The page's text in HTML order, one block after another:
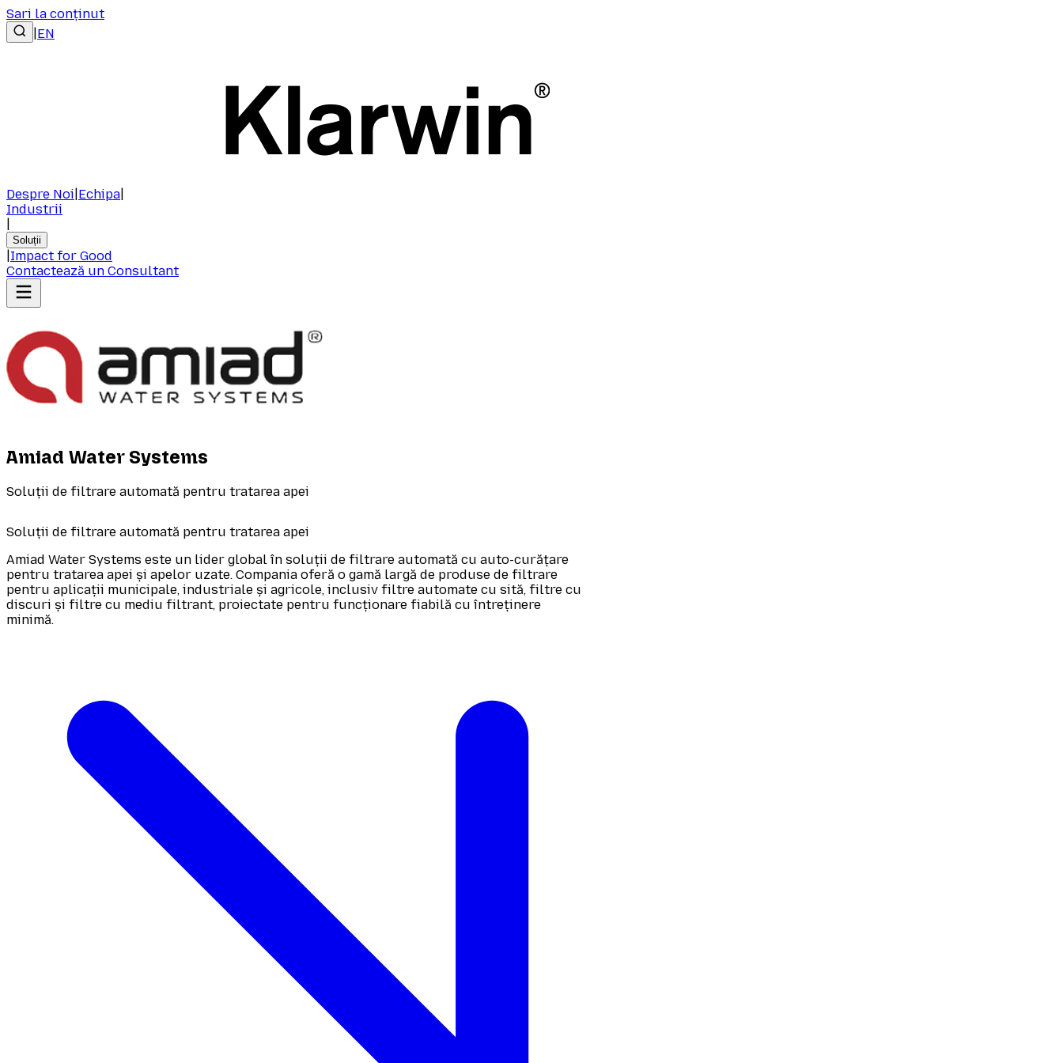
Sari la conținut
EN
Despre Noi Echipa
Industrii
Soluții
Impact for Good
Contactează un Consultant
Amiad Water Systems
Soluții de filtrare automată pentru tratarea apei
Soluții de filtrare automată pentru tratarea apei
Amiad Water Systems este un lider global în soluții de filtrare automată cu auto-curățare
pentru tratarea apei și apelor uzate. Compania oferă o gamă largă de produse de filtrare
pentru aplicații municipale, industriale și agricole, inclusiv filtre automate cu sită, filtre cu
discuri și filtre cu mediu filtrant, proiectate pentru funcționare fiabilă cu întreținere
minimă.